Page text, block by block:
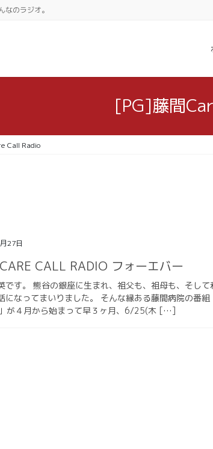
なのラジオ。
[PG]藤間
Call Radio
27日
CALL RADIO フォーエバー
です。 熊谷の銀座に生まれ、祖父も、祖母も、そし
になってまいりました。 そんな縁ある藤間病院の番組
が４月から始まって早３ヶ月、6/25(木 […]